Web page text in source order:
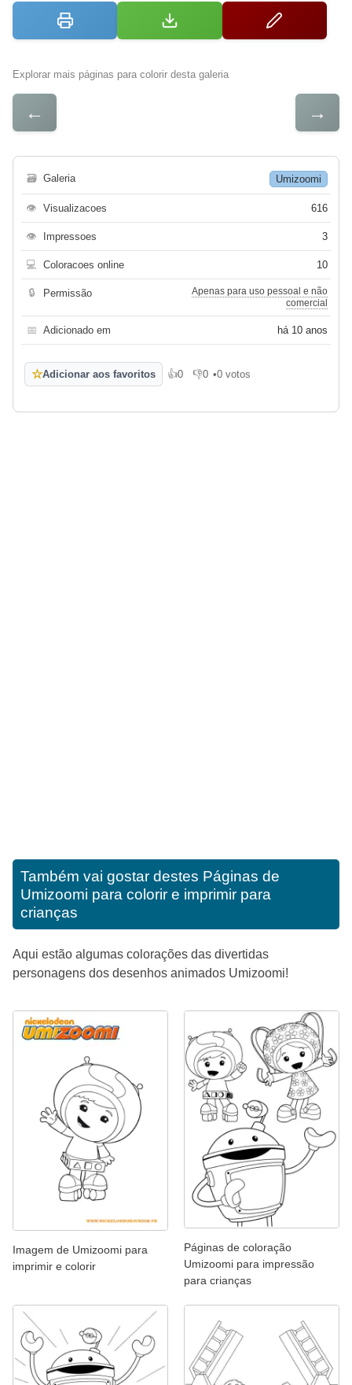
Explorar mais páginas para colorir desta galeria
← →
🗃 Galeria Umizoomi
👁 Visualizacoes 616
👁 Impressoes 3
💻 Coloracoes online 10
🔒 Permissão
Apenas para uso pessoal e não
comercial
📅 Adicionado em há 10 anos
☆Adicionar aos favoritos 👍0
Gosto 👎0
Não gosto
•0 votos
Também vai gostar destes Páginas de
Umizoomi para colorir e imprimir para
crianças
Aqui estão algumas colorações das divertidas
personagens dos desenhos animados Umizoomi!
Imagem de Umizoomi para
imprimir e colorir
Páginas de coloração
Umizoomi para impressão
para crianças